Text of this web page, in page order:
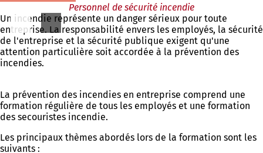
Personnel de sécurité incendie
Un incendie représente un danger sérieux pour toute
entreprise. La responsabilité envers les employés, la sécurité
de l'entreprise et la sécurité publique exigent qu'une
attention particulière soit accordée à la prévention des
incendies.
La prévention des incendies en entreprise comprend une
formation régulière de tous les employés et une formation
des secouristes incendie.
Les principaux thèmes abordés lors de la formation sont les
suivants :